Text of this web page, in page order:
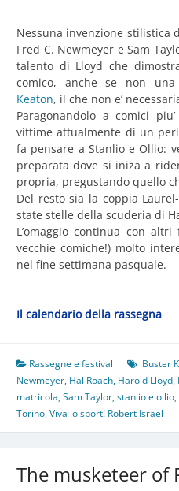
Nessuna invenzione stilistica
Fred C. Newmeyer e Sam
talento di Lloyd che
comico, anche se non
Keaton, il che non e’
Paragonandolo a comici
vittime attualmente di un
fa pensare a Stanlio e Ollio:
preparata dove si iniza a
propria, pregustando quello
Del resto sia la coppia
state stelle della scuderia di
L’omaggio continua con
vecchie comiche!) molto
nel fine settimana pasquale.
Il calendario della rassegna
Rassegne e festival Buster
Newmeyer, Hal Roach, Harold Lloyd,
matricola,Sam Taylor,stanlio e ollio,
Torino,Viva lo sport! Robert Israel
The musketeer of